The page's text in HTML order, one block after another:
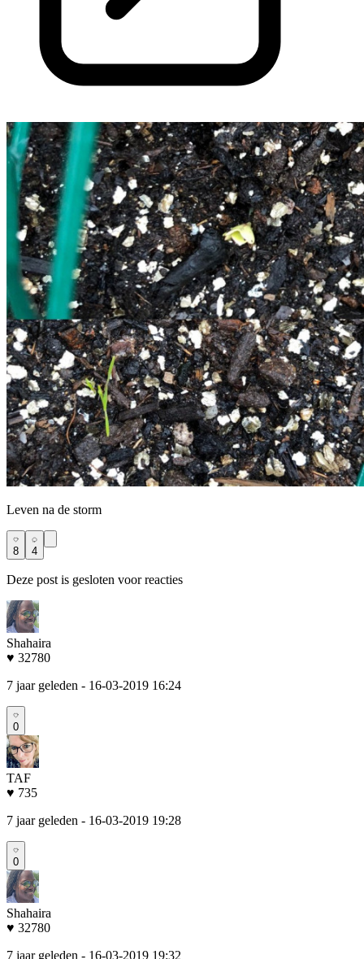
Leven na de storm
8 4
Deze post is gesloten voor reacties
Shahaira
♥ 32780
7 jaar geleden - 16-03-2019 16:24
0
TAF
♥ 735
7 jaar geleden - 16-03-2019 19:28
0
Shahaira
♥ 32780
7 jaar geleden - 16-03-2019 19:32